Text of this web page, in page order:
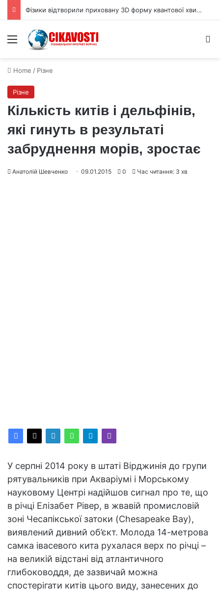
Фізики відтворили приховану 3D форму квантової хвильової функції
Menu
Home / Різне
Різне
Кількість китів і дельфінів,
які гинуть в результаті
забруднення морів, зростає
Анатолій Шевченко 09.01.2015 0 Час читання: 3 хв
У серпні 2014 року в штаті Вірджинія до групи
рятувальників при Акваріумі і Морському
науковому Центрі надійшов сигнал про те, що
в річці Елізабет Рівер, в жвавій промисловій
зоні Чесапікської затоки (Chesapeake Bay),
виявлений дивний об’єкт. Молода 14-метрова
самка івасевого кита рухалася верх по річці –
на великій відстані від атлантичного
глибоководдя, де зазвичай можна
спостерігати китів цього виду, занесених до